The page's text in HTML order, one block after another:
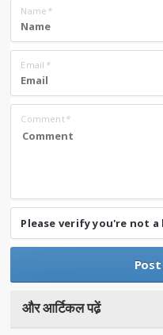
Name *
Email *
Comment*
Please verify you're not
और आर्टिकल पढे़ं